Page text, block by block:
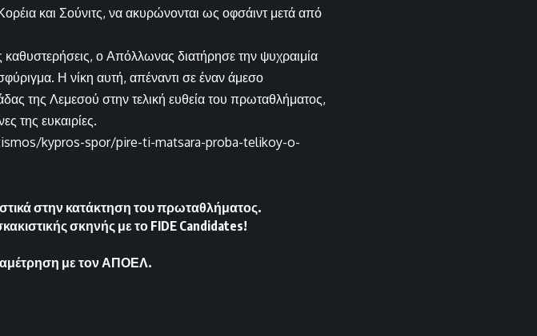
και Σούνιτς, να ακυρώνονται ως οφσάιντ μετά από
ο Απόλλωνας διατήρησε την ψυχραιμία
Η νίκη αυτή, απέναντι σε έναν άμεσο
της Λεμεσού στην τελική ευθεία του πρωταθλήματος,
της ευκαιρίες.
kypros-spor/pire-ti-matsara-proba-telikoy-o-
στην κατάκτηση του πρωταθλήματος.
σκηνής με το FIDE Candidates!
με τον ΑΠΟΕΛ.